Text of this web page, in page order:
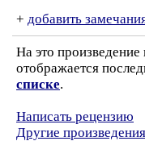
+ добавить
На это произведение
отображается
списке.
Написать рецензию
Другие